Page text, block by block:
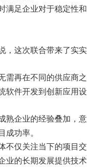
满足企业对于稳定性和
，这次联合带来了实实
需再在不同的供应商之
软件开发到创新应用设
熟企业的经验叠加，意
功率。
不仅关注当下的项目交
业的长期发展提供技术